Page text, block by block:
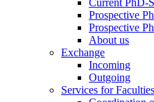
Current PhD-
Prospective
Prospective
About us
Exchange
Incoming
Outgoing
Services for